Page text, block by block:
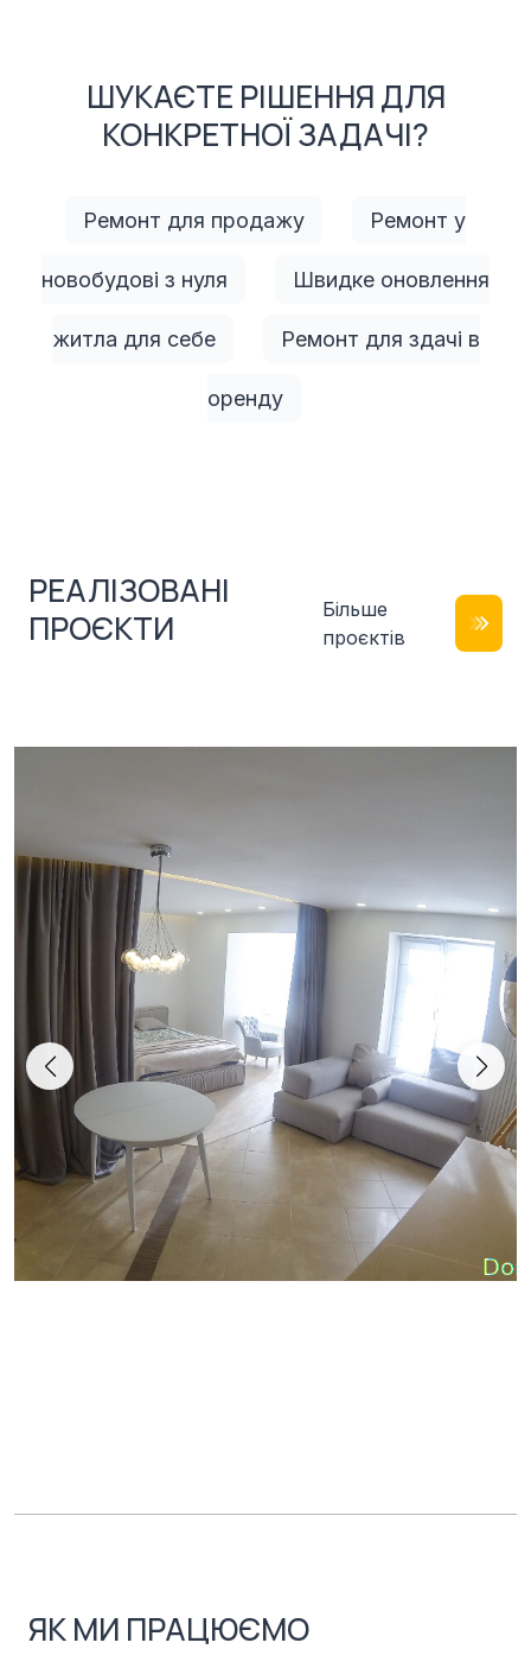
ШУКАЄТЕ РІШЕННЯ ДЛЯ
КОНКРЕТНОЇ ЗАДАЧІ?
Ремонт для продажу Ремонт у
новобудові з нуля Швидке оновлення
житла для себе Ремонт для здачі в
оренду
РЕАЛІЗОВАНІ
ПРОЄКТИ
Більше
проєктів
ЯК МИ ПРАЦЮЄМО